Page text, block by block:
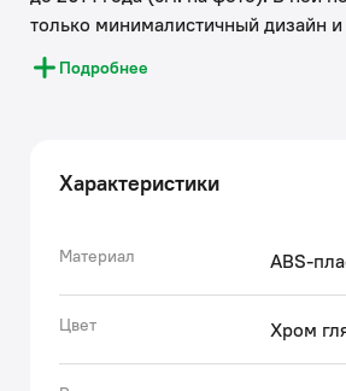
только минималистичный дизайн и
скругленными углами. Плоская и
смыва займет пространство
крану открытия-закрытия воды и
арматуры. Модель представлена в
• Хромированное покрытие
протяжении многих лет она будет
• Клавиша смыва IDDIS®
Подробнее
Характеристики
Материал ABS-
Цвет Хром